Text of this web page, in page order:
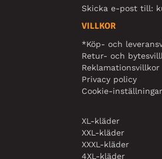
Skicka e-post till:
VILLKOR
*Köp- och
Retur- och
Reklamationsvillkor
Privacy policy
Cookie-inställningar
XL-kläder
XXL-kläder
XXXL-kläder
4XL-kläder